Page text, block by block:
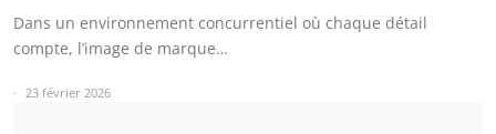
Dans un environnement concurrentiel où chaque détail
compte, l’image de marque…
23 février 2026